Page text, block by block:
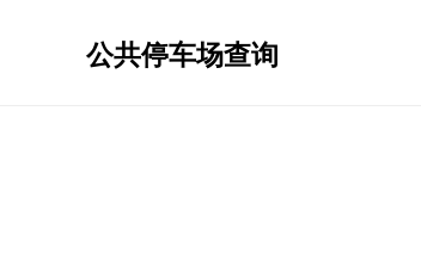
公共停车场查询